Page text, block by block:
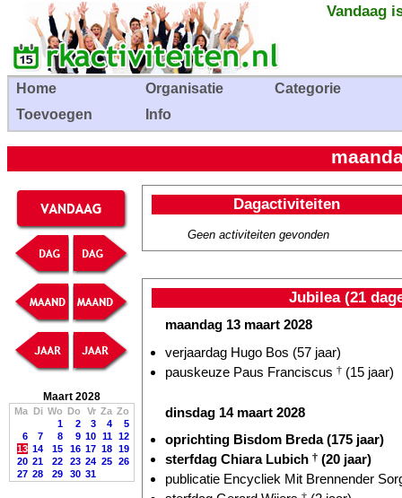
Vandaag
Home Organisatie
Categorie
Toevoegen
Info
Maart 2028
Ma Di Wo Do Vr Za Zo
1
2 3 4
5
6
7 8 9 10 11 12
13 14 15 16 17 18 19
20 21 22 23 24 25 26
27 28 29 30 31
Dagactiviteiten
Geen activiteiten gevonden
Jubilea (21
maandag 13 maart 2028
verjaardag Hugo Bos (57 jaar)
pauskeuze Paus Franciscus † (15 jaar)
dinsdag 14 maart 2028
oprichting Bisdom Breda (175 jaar)
sterfdag Chiara Lubich † (20 jaar)
publicatie Encycliek Mit Brennender